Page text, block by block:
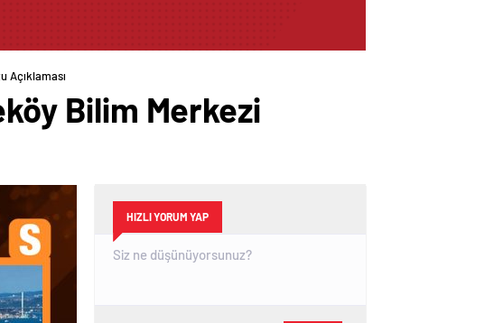
Açıklaması
Bilim Merkezi
HIZLI YORUM YAP